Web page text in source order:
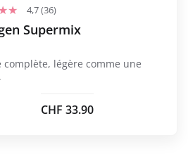
4,7 (36)
Supermix
complète, légère comme une
CHF 33.90